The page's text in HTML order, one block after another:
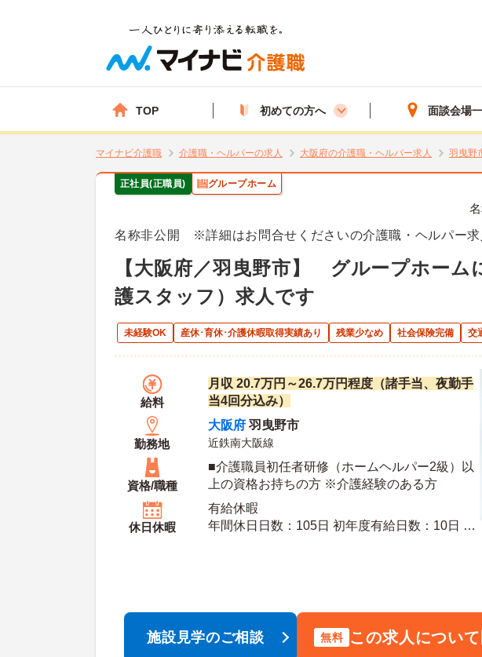
TOP 初めての方へ 面談会場
マイナビ介護職 介護職・ヘルパーの求人 大阪府の介護職・ヘルパー求人 羽曳野
正社員(正職員) グループホーム
名称非公開 ※詳細はお問合せくださいの介護職・ヘルパー求
【大阪府／羽曳野市】 グループホーム
護スタッフ）求人です
未経験OK 産休･育休･介護休暇取得実績あり 残業少なめ 社会保険完備 交
給料
月収 20.7万円～26.7万円程度（諸手当、夜勤手
当4回分込み）
勤務地
大阪府 羽曳野市
近鉄南大阪線
資格/職種
■介護職員初任者研修（ホームヘルパー2級）以
上の資格お持ちの方 ※介護経験のある方
休日休暇
有給休暇
年間休日日数：105日 初年度有給日数：10日 最
施設見学のご相談 無料 この求人につい